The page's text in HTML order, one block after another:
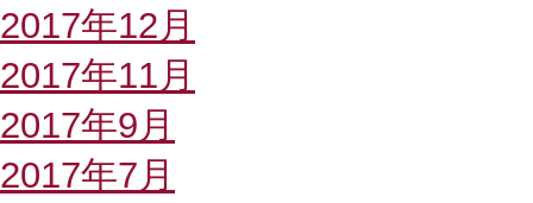
2017年12月
2017年11月
2017年9月
2017年7月